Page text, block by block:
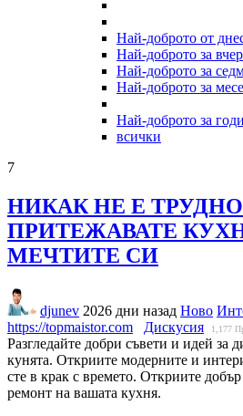
Най-доброто от
Най-доброто за
Най-доброто за
Най-доброто за
Най-доброто за
всички
7
НИКАК НЕ Е
ПРИТЕЖАВАТЕ
МЕЧТИТЕ СИ
djunev 2026 дни назад Ново
https://topmaistor.com
Дискусия 1,177
Разгледайте добри съвети и идей за
кунята. Откриите модерните и
сте в крак с времето. Откриите
ремонт на вашата кухня.